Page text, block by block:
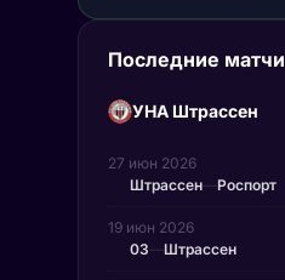
Последние матчи
УНА Штрассен
27 июн 2026
Штрассен—Роспорт
19 июн 2026
03—Штрассен